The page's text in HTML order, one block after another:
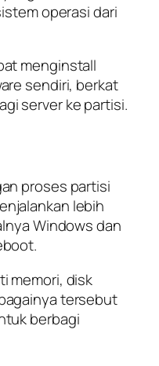
operasi dari
menginstall
sendiri, berkat
server ke partisi.
proses partisi
lebih
Windows dan
memori, disk
tersebut
berbagi